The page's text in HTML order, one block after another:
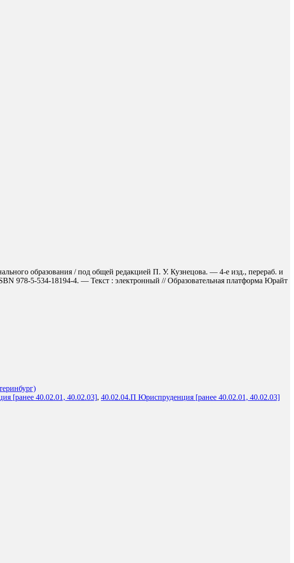
образования / под общей редакцией П. У. Кузнецова. — 4-е изд., перераб. и
978-5-534-18194-4. — Текст : электронный // Образовательная платформа Юрайт
[ранее 40.02.01, 40.02.03], 40.02.04.П Юриспруденция [ранее 40.02.01, 40.02.03]